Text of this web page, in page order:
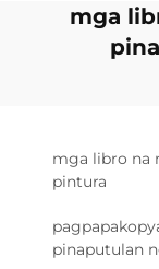
mga
mga libro na
pintura
pinaputulan